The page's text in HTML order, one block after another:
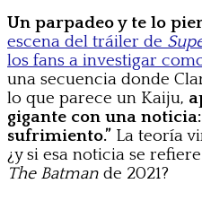
Un parpadeo y te lo
escena del tráiler de
los fans a investigar
una secuencia donde
lo que parece un Kaiju,
gigante con una
sufrimiento.” La teoría
¿y si esa noticia se
The Batman de 2021?